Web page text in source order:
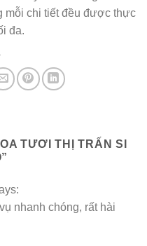
mỗi chi tiết đều được thực
đa.
TƯƠI THỊ TRẤN SI
”
nhanh chóng, rất hài